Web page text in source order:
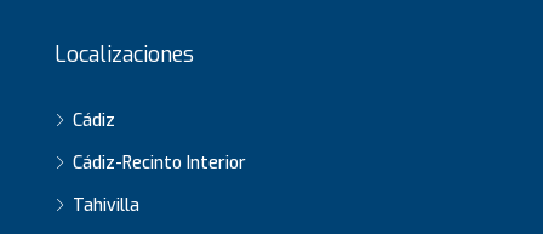
Localizaciones
Cádiz
Cádiz-Recinto Interior
Tahivilla